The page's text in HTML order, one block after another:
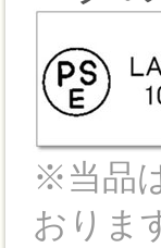
※当品
おりま